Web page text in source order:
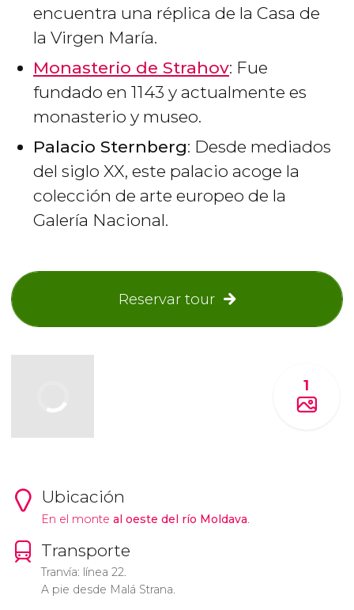
encuentra una réplica de la Casa de
la Virgen María.
Monasterio de Strahov: Fue
fundado en 1143 y actualmente es
monasterio y museo.
Palacio Sternberg: Desde mediados
del siglo XX, este palacio acoge la
colección de arte europeo de la
Galería Nacional.
Reservar tour
1
Ubicación
En el monte al oeste del río Moldava
Transporte
Tranvía: línea 22.
A pie desde Malá Strana.